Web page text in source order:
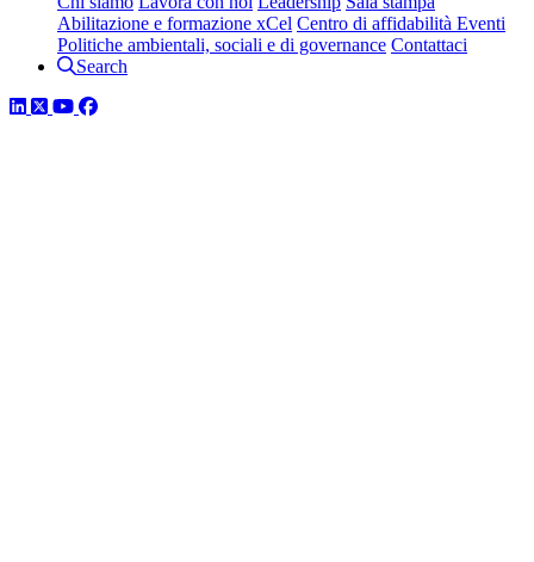
Abilitazione e formazione xCel Centro di affidabilità Eventi
Politiche ambientali, sociali e di governance Contattaci
Search
LinkedIn
TwitterYouTube
Facebook